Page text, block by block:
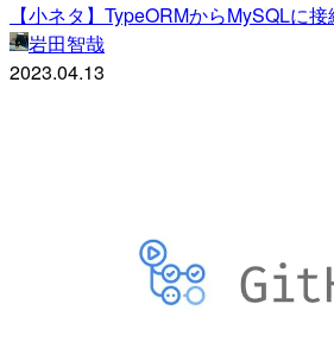
【小ネタ】TypeORMからMySQLに
岩田智哉
2023.04.13